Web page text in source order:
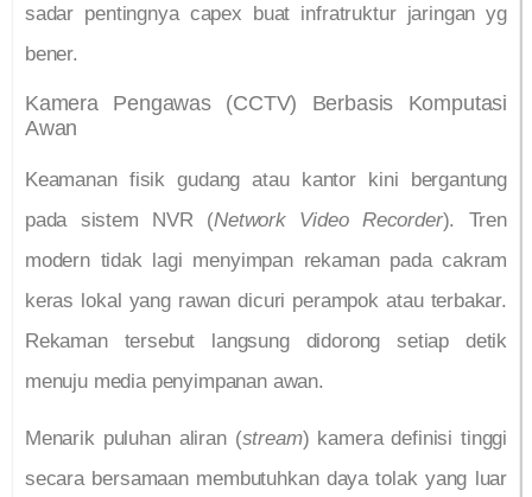
sadar pentingnya capex buat infratruktur jaringan yg
bener.
Kamera Pengawas (CCTV) Berbasis Komputasi
Awan
Keamanan fisik gudang atau kantor kini bergantung
pada sistem NVR (Network Video Recorder). Tren
modern tidak lagi menyimpan rekaman pada cakram
keras lokal yang rawan dicuri perampok atau terbakar.
Rekaman tersebut langsung didorong setiap detik
menuju media penyimpanan awan.
Menarik puluhan aliran (stream) kamera definisi tinggi
secara bersamaan membutuhkan daya tolak yang luar